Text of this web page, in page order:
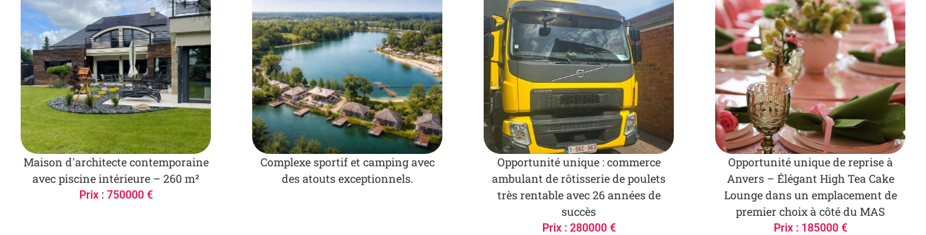
Maison d'architecte contemporaine
avec piscine intérieure – 260 m²
Prix : 750000 €
Complexe sportif et camping avec
des atouts exceptionnels.
Opportunité unique : commerce
ambulant de rôtisserie de poulets
très rentable avec 26 années de
succès
Prix : 280000 €
Opportunité unique de reprise à
Anvers – Élégant High Tea Cake
Lounge dans un emplacement de
premier choix à côté du MAS
Prix : 185000 €